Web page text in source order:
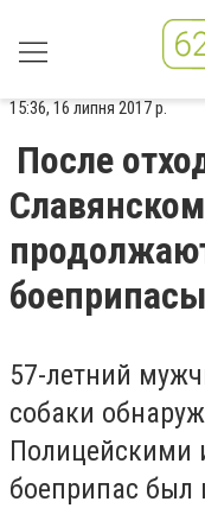
15:36, 16 липня 2017 р.
После
боеприпасы
57-летний
собаки
Полицейскими
боеприпас был